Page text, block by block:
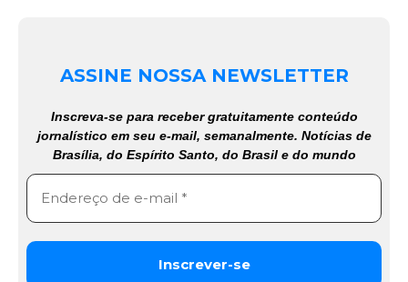
ASSINE NOSSA NEWSLETTER
Inscreva-se para receber gratuitamente conteúdo
jornalístico em seu e-mail, semanalmente. Notícias de
Brasília, do Espírito Santo, do Brasil e do mundo